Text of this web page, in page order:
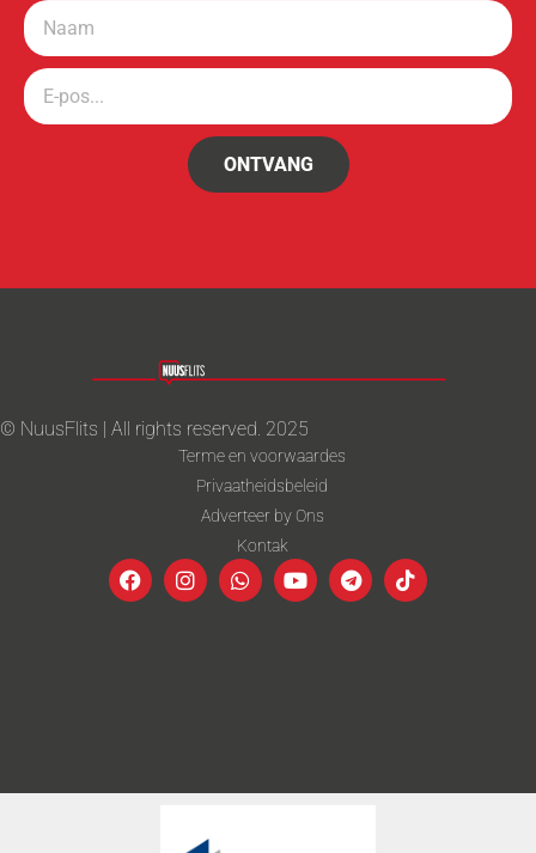
ONTVANG
© NuusFlits | All rights reserved. 2025
Terme en voorwaardes
Privaatheidsbeleid
Adverteer by Ons
Kontak